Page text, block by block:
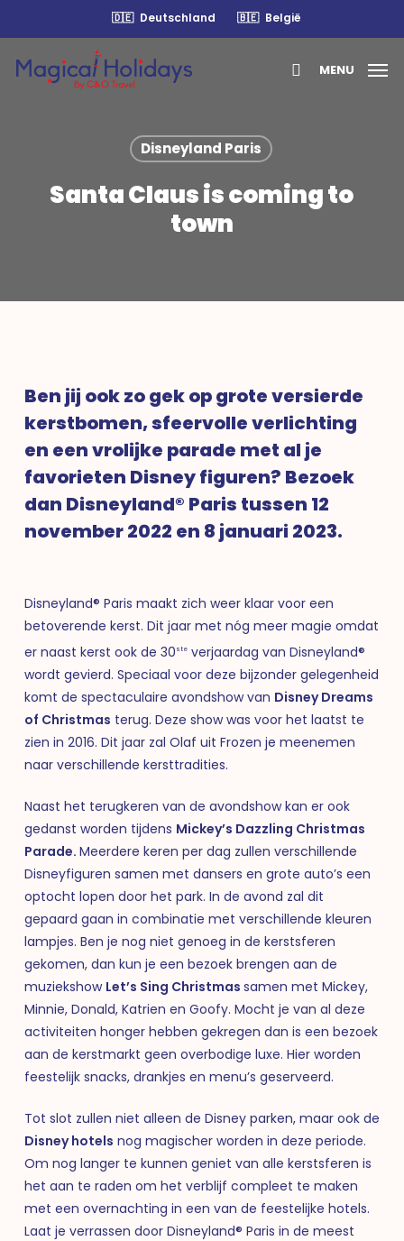
main
content
🇩🇪 Deutschland 🇧🇪 België
search
MENU
Disneyland Paris
Santa Claus is coming to
town
Ben jij ook zo gek op grote versierde
kerstbomen, sfeervolle verlichting
en een vrolijke parade met al je
favorieten Disney figuren? Bezoek
dan Disneyland® Paris tussen 12
november 2022 en 8 januari 2023.
Disneyland® Paris maakt zich weer klaar voor een
betoverende kerst. Dit jaar met nóg meer magie omdat
er naast kerst ook de 30 steverjaardag van Disneyland®
wordt gevierd. Speciaal voor deze bijzonder gelegenheid
komt de spectaculaire avondshow van Disney Dreams
of Christmas terug. Deze show was voor het laatst te
zien in 2016. Dit jaar zal Olaf uit Frozen je meenemen
naar verschillende kersttradities.
Naast het terugkeren van de avondshow kan er ook
gedanst worden tijdens Mickey’s Dazzling Christmas
Parade. Meerdere keren per dag zullen verschillende
Disneyfiguren samen met dansers en grote auto’s een
optocht lopen door het park. In de avond zal dit
gepaard gaan in combinatie met verschillende kleuren
lampjes. Ben je nog niet genoeg in de kerstsferen
gekomen, dan kun je een bezoek brengen aan de
muziekshow Let’s Sing Christmas samen met Mickey,
Minnie, Donald, Katrien en Goofy. Mocht je van al deze
activiteiten honger hebben gekregen dan is een bezoek
aan de kerstmarkt geen overbodige luxe. Hier worden
feestelijk snacks, drankjes en menu’s geserveerd.
Tot slot zullen niet alleen de Disney parken, maar ook de
Disney hotels nog magischer worden in deze periode.
Om nog langer te kunnen geniet van alle kerstsferen is
het aan te raden om het verblijf compleet te maken
met een overnachting in een van de feestelijke hotels.
Laat je verrassen door Disneyland® Paris in de meest